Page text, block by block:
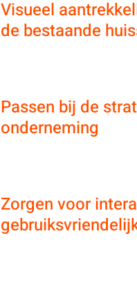
Visueel
de bestaande
Passen bij de
onderneming
Zorgen voor